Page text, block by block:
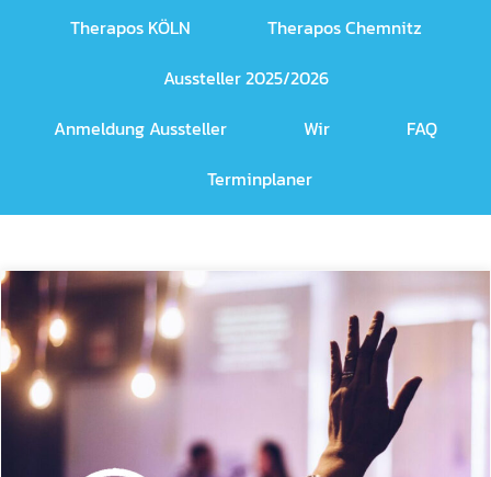
Therapos KÖLN
Therapos Chemnitz
Aussteller 2025/2026
Anmeldung Aussteller
Wir
FAQ
Terminplaner